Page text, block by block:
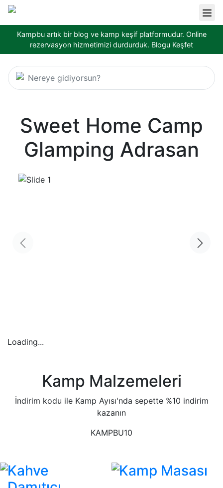
Kampbu artık bir blog ve kamp keşif platformudur. Online
rezervasyon hizmetimizi durdurduk. Blogu Keşfet
Nereye gidiyorsun?
Sweet Home Camp
Glamping Adrasan
Loading...
Kamp Malzemeleri
İndirim kodu ile Kamp Ayısı'nda sepette %10 indirim
kazanın
KAMPBU10
Kahve
Kamp Masası